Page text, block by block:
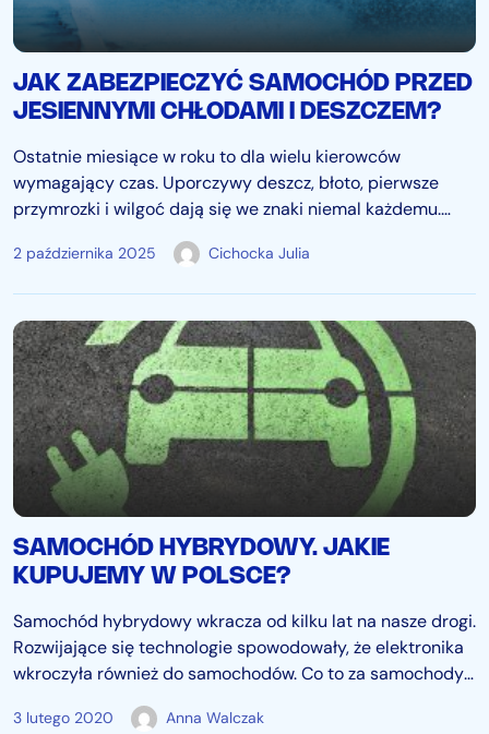
JAK ZABEZPIECZYĆ SAMOCHÓD PRZED
JESIENNYMI CHŁODAMI I DESZCZEM?
Ostatnie miesiące w roku to dla wielu kierowców
wymagający czas. Uporczywy deszcz, błoto, pierwsze
przymrozki i wilgoć dają się we znaki niemal każdemu.
czy niespodziewaną usterką, warto im zapobiec. Poznaj 5
2 października 2025 Cichocka Julia
SAMOCHÓD HYBRYDOWY. JAKIE
KUPUJEMY W POLSCE?
Samochód hybrydowy wkracza od kilku lat na nasze drogi.
Rozwijające się technologie spowodowały, że elektronika
wkroczyła również do samochodów. Co to za samochody i
SPRAWDŹ OFERTY | Samochody osobowe na sprzedaż
3 lutego 2020 Anna Walczak